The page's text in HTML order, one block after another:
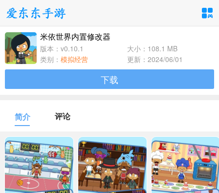
手游分类
卡牌回合
1百+款手游
1百+款手游
体育竞速
1百+款手游
冒险解谜
1百+款手游
模拟经营
1百+款手游
音乐舞蹈
儿童教育
米依世界内置修改器
版本：v0.10.1
大小：108.1 MB
类别： 模拟经营 更新：2024/06/01
下载
简介 评论